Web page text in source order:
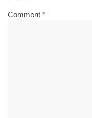
Comment *